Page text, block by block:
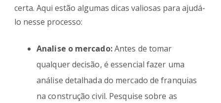
certa. Aqui estão algumas dicas valiosas para ajudá-
lo nesse processo:
Analise o mercado:Antes de tomar
qualquer decisão, é essencial fazer uma
análise detalhada do mercado de franquias
na construção civil. Pesquise sobre as